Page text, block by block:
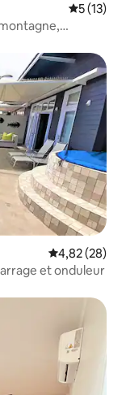
5 (13)
Évaluation
4,82 (28)
et onduleur